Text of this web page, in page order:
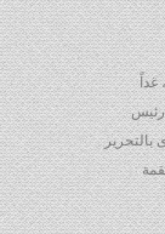
غداً
رئيس
بالتحرير